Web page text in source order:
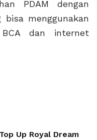
PDAM dengan
menggunakan
dan internet
Up Royal Dream